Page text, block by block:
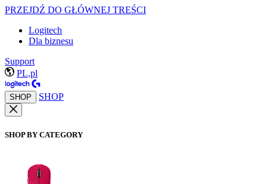
PRZEJDŹ DO GŁÓWNEJ TREŚCI
Logitech
Dla biznesu
Support
PL,pl
SHOP SHOP
SHOP BY CATEGORY